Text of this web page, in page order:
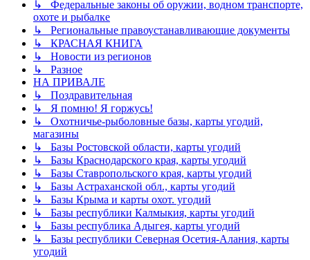
↳ Федеральные законы об оружии, водном транспорте,
охоте и рыбалке
↳ Региональные правоустанавливающие документы
↳ КРАСНАЯ КНИГА
↳ Новости из регионов
↳ Разное
НА ПРИВАЛЕ
↳ Поздравительная
↳ Я помню! Я горжусь!
↳ Охотничье-рыболовные базы, карты угодий,
магазины
↳ Базы Ростовской области, карты угодий
↳ Базы Краснодарского края, карты угодий
↳ Базы Ставропольского края, карты угодий
↳ Базы Астраханской обл., карты угодий
↳ Базы Крыма и карты охот. угодий
↳ Базы республики Калмыкия, карты угодий
↳ Базы республика Адыгея, карты угодий
↳ Базы республики Северная Осетия-Алания, карты
угодий